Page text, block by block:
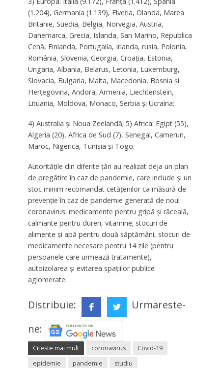
(1.204), Germania (1.139), Elveţia, Olanda, Marea
Britanie, Suedia, Belgia, Norvegia, Austria,
Danemarca, Grecia, Islanda, San Marino, Republica
Cehă, Finlanda, Portugalia, Irlanda, rusia, Polonia,
România, Slovenia, Georgia, Croaţia, Estonia,
Ungaria, Albania, Belarus, Letonia, Luxemburg,
Slovacia, Bulgaria, Malta, Macedonia, Bosnia şi
Herţegovina, Andora, Armenia, Liechtenstein,
Lituania, Moldova, Monaco, Serbia şi Ucraina;
4) Australia şi Noua Zeelandă; 5) Africa: Egipt (55),
Algeria (20), Africa de Sud (7), Senegal, Camerun,
Maroc, Nigerica, Tunisia şi Togo.
Autorităţile din diferite ţări au realizat deja un plan
de pregătire în caz de pandemie, care include şi un
stoc minim recomandat cetăţenilor ca măsură de
prevenţie în caz de pandemie generată de noul
coronavirus: medicamente pentru gripă şi răceală,
calmante pentru dureri, vitamine; stocuri de
alimente şi apă pentru două săptămâni, stocuri de
medicamente necesare pentru 14 zile (pentru
persoanele care urmează tratamente),
autoizolarea şi evitarea spaţiilor publice
aglomerate.
Distribuie:
Urmareste-
ne:
Citeste mai mult coronavirus
Covid-19
epidemie
pandemie
studiu